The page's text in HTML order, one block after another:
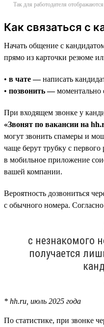
Так для работодателя
Как связаться с
Начать общение с
прямо из карточки резюме
• в чате —написать
• позвонить —моментально
При входящем звонке у
«Звонят по вакансии на
могут звонить спамеры и
чаще берут трубку с
в мобильное приложение
вашей компании.
Вероятность дозвониться
с обычного номера.
с незнакомого
получается
* hh.ru, июль 2025 года
По статистике, при звонке